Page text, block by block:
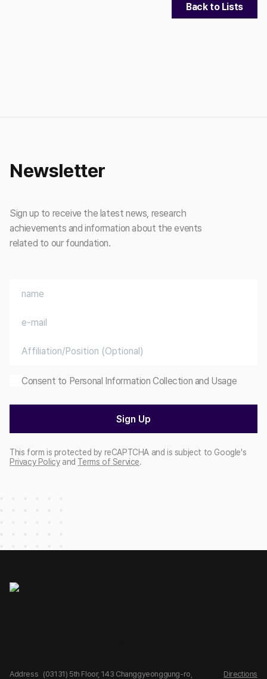
Back to Lists
Newsletter
Sign up to receive the latest news, research
achievements and information about the events
related to our foundation.
Consent to Personal Information Collection and Usage
Sign Up
This form is protected by reCAPTCHA and is subject to Google's
Privacy Policyand Terms of Service.
Address (03131) 5th Floor, 143 Changgyeonggung-ro, Directions